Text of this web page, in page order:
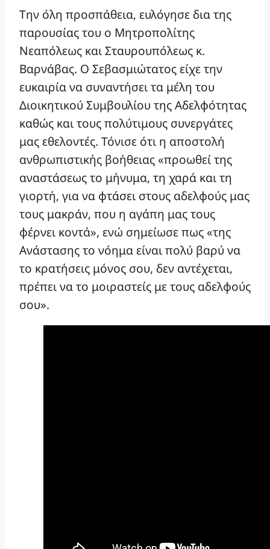
Την όλη προσπάθεια, ευλόγησε δια της
παρουσίας του ο Μητροπολίτης
Νεαπόλεως και Σταυρουπόλεως κ.
Βαρνάβας. Ο Σεβασμιώτατος είχε την
ευκαιρία να συναντήσει τα μέλη του
Διοικητικού Συμβουλίου της Αδελφότητας
καθώς και τους πολύτιμους συνεργάτες
μας εθελοντές. Τόνισε ότι η αποστολή
ανθρωπιστικής βοήθειας «προωθεί της
αναστάσεως το μήνυμα, τη χαρά και τη
γιορτή, για να φτάσει στους αδελφούς μας
τους μακράν, που η αγάπη μας τους
φέρνει κοντά», ενώ σημείωσε πως «της
Ανάστασης το νόημα είναι πολύ βαρύ να
το κρατήσεις μόνος σου, δεν αντέχεται,
πρέπει να το μοιραστείς με τους αδελφούς
σου».